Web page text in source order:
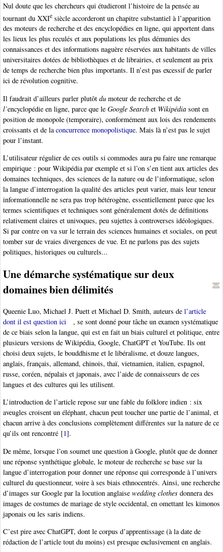
Nul doute que les chercheurs qui étudieront l’histoire de la pensée au
tournant du XXIe siècle accorderont un chapitre substantiel à l’apparition
des moteurs de recherche et des encyclopédies en ligne, qui apportent dans
les lieux les plus reculés et aux populations les plus démunies des
connaissances et des informations naguère réservées aux habitants de villes
universitaires dotées de bibliothèques et de librairies, et seulement au prix
de temps de recherche bien plus importants. Il n’est pas excessif de parler
ici de révolution cognitive.
Il faudrait d’ailleurs parler plutôt du moteur de recherche et de
l’encyclopédie en ligne, parce que le Google Search et Wikipédia sont en
position de monopole (temporaire), conformément aux lois des rendements
croissants et de laconcurrence monopolistique. Mais là n’est pas le sujet
pour l’instant.
L’utilisateur régulier de ces outils si commodes aura pu faire une remarque
empirique : pour Wikipédia par exemple et si l’on s’en tient aux articles des
domaines techniques, des sciences de la nature ou de l’informatique, selon
la langue d’interrogation la qualité des articles peut varier, mais leur teneur
informationnelle ne sera pas trop hétérogène, essentiellement parce que les
termes scientifiques et techniques sont généralement dotés de définitions
relativement claires et univoques, peu sujettes à controverses idéologiques.
Si par contre on va sur le terrain des sciences humaines et sociales, on peut
tomber sur de vraies divergences de vue. Et ne parlons pas des sujets
politiques, historiques ou culturels...
Une démarche systématique sur deux
domaines bien délimités
Queenie Luo, Michael J. Puett et Michael D. Smith, auteurs de l’article
dont il est question ici
, se sont donné pour tâche un examen systématique
de ce biais selon la langue, qui est en fait un biais culturel et politique, entre
plusieurs versions de Wikipédia, Google, ChatGPT et YouTube. Ils ont
choisi deux sujets, le bouddhisme et le libéralisme, et douze langues,
anglais, français, allemand, chinois, thaï, vietnamien, italien, espagnol,
russe, coréen, népalais et japonais, avec l’aide de connaisseurs de ces
langues et des cultures qui les utilisent.
L’introduction de l’article repose sur une fable du folklore indien : six
aveugles croisent un éléphant, chacun peut toucher une partie de l’animal, et
chacun arrive à des conclusions complètement différentes sur la nature de ce
qu’ils ont rencontré [1].
De même, lorsque l’on soumet une question à Google, plutôt que de donner
une réponse synthétique globale, le moteur de recherche se base sur la
langue d’interrogation pour donner une réponse qui corresponde à l’univers
culturel du questionneur, voire à ses biais ethnocentrés. Ainsi, une recherche
d’images sur Google par la locution anglaise wedding clothes donnera des
images de costumes de mariage de style occidental, en omettant les kimonos
japonais ou les saris indiens.
C’est pire avec ChatGPT, dont le corpus d’apprentissage (à la date de
rédaction de l’article tout du moins) est presque exclusivement en anglais.